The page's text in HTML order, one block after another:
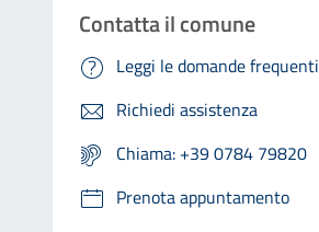
Contatta il comune
Leggi le domande frequenti
Richiedi assistenza
Chiama: +39 0784 79820
Prenota appuntamento